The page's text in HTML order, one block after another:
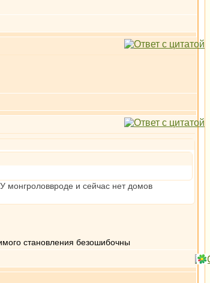
монгроловвроде и сейчас нет домов
становления безошибочны